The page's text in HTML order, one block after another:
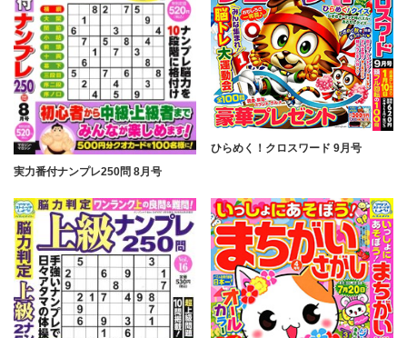
実力番付ナンプレ250問 8月号
ひらめく！クロスワード 9月号